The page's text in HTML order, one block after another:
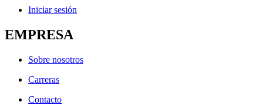
Iniciar sesión
EMPRESA
Sobre nosotros
Carreras
Contacto